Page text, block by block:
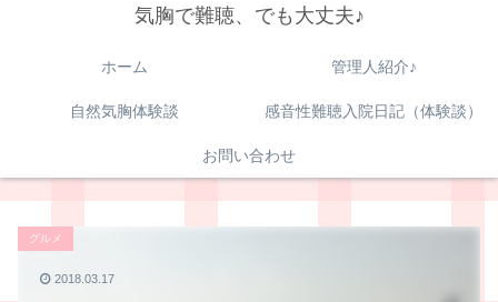
気胸で難聴、でも大丈夫♪
ホーム 管理人紹介♪
自然気胸体験談 感音性難聴入院日記（体験談）
お問い合わせ
グルメ
2018.03.17